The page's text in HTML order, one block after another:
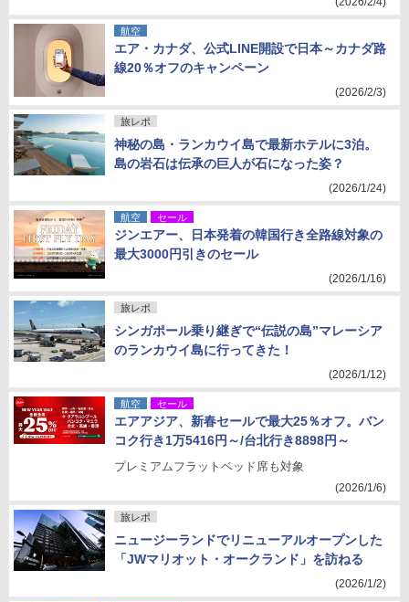
航空
エア・カナダ、公式LINE開設で日本～カナダ路
線20％オフのキャンペーン
(2026/2/3)
旅レポ
神秘の島・ランカウイ島で最新ホテルに3泊。
島の岩石は伝承の巨人が石になった姿？
(2026/1/24)
航空 セール
ジンエアー、日本発着の韓国行き全路線対象の
最大3000円引きのセール
(2026/1/16)
旅レポ
シンガポール乗り継ぎで“伝説の島”マレーシア
のランカウイ島に行ってきた！
(2026/1/12)
航空 セール
エアアジア、新春セールで最大25％オフ。バン
コク行き1万5416円～/台北行き8898円～
プレミアムフラットベッド席も対象
(2026/1/6)
旅レポ
ニュージーランドでリニューアルオープンした
「JWマリオット・オークランド」を訪ねる
(2026/1/2)